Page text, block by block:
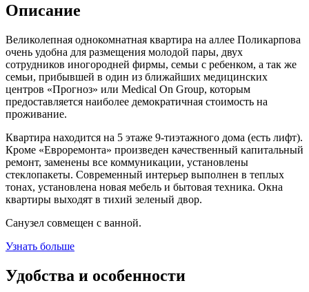
Описание
Великолепная однокомнатная квартира на аллее Поликарпова
очень удобна для размещения молодой пары, двух
сотрудников иногородней фирмы, семьи с ребенком, а так же
семьи, прибывшей в один из ближайших медицинских
центров «Прогноз» или Medical On Group, которым
предоставляется наиболее демократичная стоимость на
проживание.
Квартира находится на 5 этаже 9-тиэтажного дома (есть лифт).
Кроме «Евроремонта» произведен качественный капитальный
ремонт, заменены все коммуникации, установлены
стеклопакеты. Современный интерьер выполнен в теплых
тонах, установлена новая мебель и бытовая техника. Окна
квартиры выходят в тихий зеленый двор.
Санузел совмещен с ванной.
Узнать больше
Удобства и особенности